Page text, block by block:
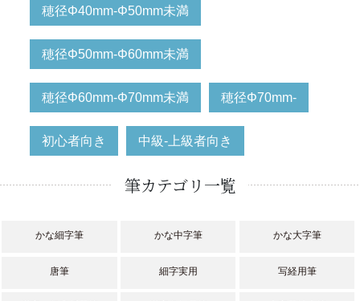
穂径Φ40mm-Φ50mm未満
穂径Φ50mm-Φ60mm未満
穂径Φ60mm-Φ70mm未満 穂径Φ70mm-
初心者向き 中級-上級者向き
筆カテゴリ一覧
かな細字筆 かな中字筆 かな大字筆
唐筆 細字実用 写経用筆